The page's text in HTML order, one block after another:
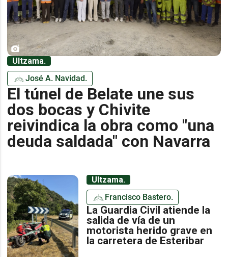
Ultzama.
Francisco Bastero.
La Guardia Civil atiende la
salida de vía de un
motorista herido grave en
la carretera de Esteribar
Ultzama.
José A. Navidad.
El túnel de Belate une sus
dos bocas y Chivite
reivindica la obra como "una
deuda saldada" con Navarra